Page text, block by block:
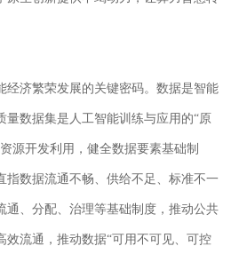
经济繁荣发展的关键密码。数据是智能
量数据集是人工智能训练与应用的“原
源开发利用，健全数据要素基础制
指数据流通不畅、供给不足、标准不一
通、分配、治理等基础制度，推动公共
效流通，推动数据“可用不可见、可控